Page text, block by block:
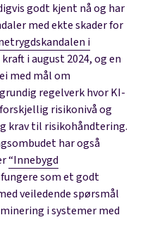
godt kjent nå og har
med ekte skader for
i
i august 2024, og en
med mål om
regelverk hvor KI-
risikonivå og
krav til risikohåndtering.
har også
“Innebygd
fungere som et godt
veiledende spørsmål
i systemer med